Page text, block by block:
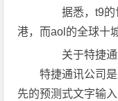
据悉，t9的
港，而aol的全球十
关于特捷通
特捷通讯公司是
先的预测式文字输